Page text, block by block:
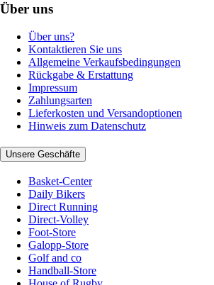
Über uns
Über uns?
Kontaktieren Sie uns
Allgemeine Verkaufsbedingungen
Rückgabe & Erstattung
Impressum
Zahlungsarten
Lieferkosten und Versandoptionen
Hinweis zum Datenschutz
Unsere Geschäfte
Basket-Center
Daily Bikers
Direct Running
Direct-Volley
Foot-Store
Galopp-Store
Golf and co
Handball-Store